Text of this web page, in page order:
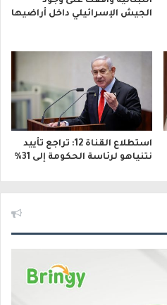
الجيش الإسرائيلي داخل أراضيها
استطلاع القناة 12: تراجع تأييد
نتنياهو لرئاسة الحكومة إلى 31%